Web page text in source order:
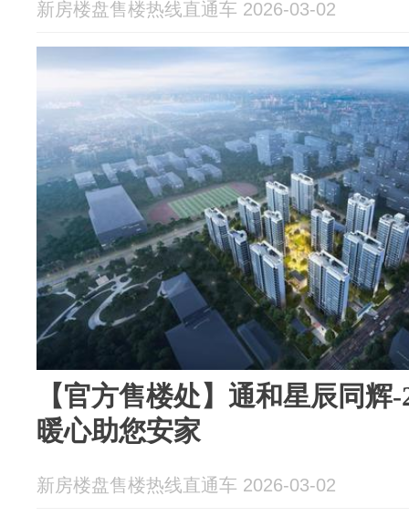
新房楼盘售楼热线直通车 2026-03-02
【官方售楼处】通和星辰同辉
暖心助您安家
新房楼盘售楼热线直通车 2026-03-02